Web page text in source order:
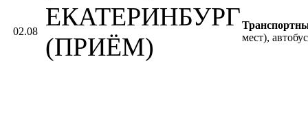
02.08
ЕКАТЕРИНБУРГ
(ПРИЁМ)
мест),